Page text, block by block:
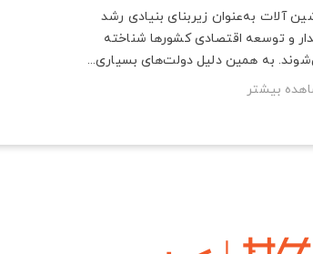
آلات به‌عنوان زیربنای بنیادی رشد
و توسعه اقتصادی کشورها شناخته
به همین دلیل دولت‌های بسیاری...
بیشتر